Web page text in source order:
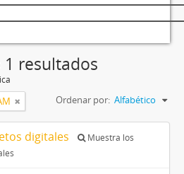
resultados
Ordenar por: Alfabético
digitales
Muestra los